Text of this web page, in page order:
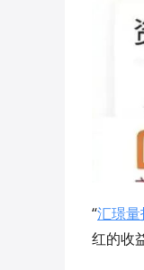
“汇璟量
红的收